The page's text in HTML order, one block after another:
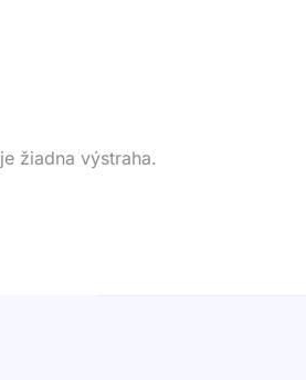
žiadna výstraha.